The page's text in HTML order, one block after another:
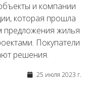
и компании
которая прошла
предложения жилья
Покупатели
решения.
25 июля 2023 г.